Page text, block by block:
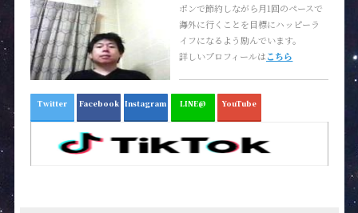
ポンで節約しながら月1回のペースで
海外に行くことを目標にハッピーラ
イフになるよう励んでいます。
詳しいプロフィールはこちら
Twitter Facebook Instagram LINE@ YouTube